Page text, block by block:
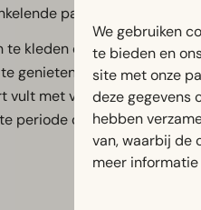
paden loopt.
te kleden en je favoriete
genieten. Een
vult met verwondering
periode om bijvoorbeeld te
We gebruiken
te bieden en
site met onze
deze gegevens
hebben
van, waarbij de
meer informatie